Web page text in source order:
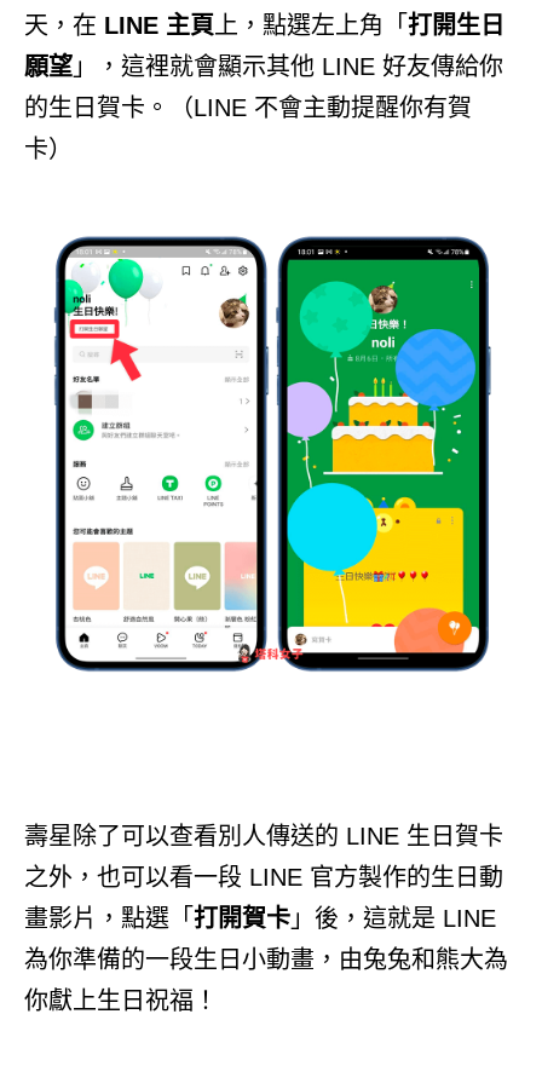
天，在 LINE 主頁 上，點選左上角「 打開生日
願望 」，這裡就會顯示其他 LINE 好友傳給你
的生日賀卡。（LINE 不會主動提醒你有賀
卡）
壽星除了可以查看別人傳送的 LINE 生日賀卡
之外，也可以看一段 LINE 官方製作的生日動
畫影片，點選「 打開賀卡 」後，這就是 LINE
為你準備的一段生日小動畫，由兔兔和熊大為
你獻上生日祝福！